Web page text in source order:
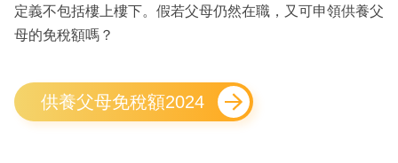
定義不包括樓上樓下。假若父母仍然在職，又可申領供養父
母的免稅額嗎？
供養父母免稅額2024